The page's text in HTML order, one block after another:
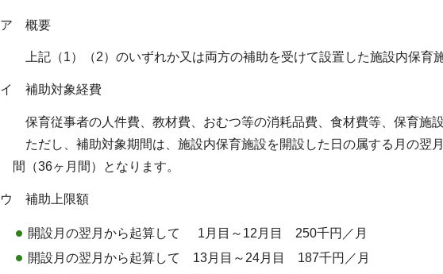
ア 概要
上記（1）（2）のいずれか又は両方の補助を受けて設置した施設内保育
イ 補助対象経費
保育従事者の人件費、教材費、おむつ等の消耗品費、食材費等、保育施
ただし、補助対象期間は、施設内保育施設を開設した日の属する月の翌
間（36ヶ月間）となります。
ウ 補助上限額
開設月の翌月から起算して
1月目～12月目 250千円／月
開設月の翌月から起算して 13月目～24月目 187千円／月